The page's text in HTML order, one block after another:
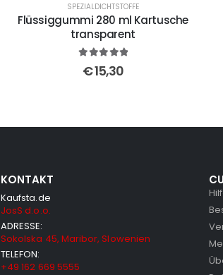
SPEZIALDICHTSTOFFE
Flüssiggummi 280 ml Kartusche
transparent
out of 5
€15,30
KONTAKT
Kaufsta.de
JosS d.o.o.
ADRESSE:
Sokolska 45, Maribor, Slowenien
TELEFON:
+49 162 669 5555